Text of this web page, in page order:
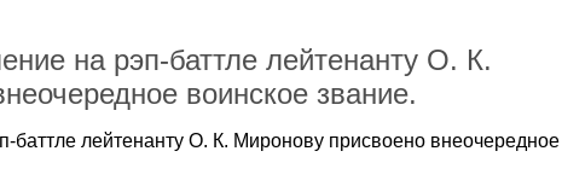
на рэп-баттле лейтенанту О. К.
воинское звание.
баттле лейтенанту О. К. Миронову присвоено внеочередное